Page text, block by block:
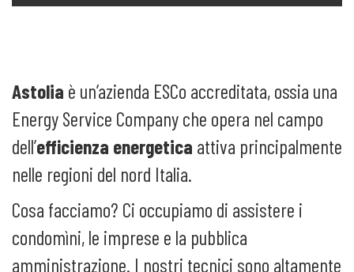
Astolia è un’azienda ESCo accreditata, ossia una
Energy Service Company che opera nel campo
dell’efficienza energetica attiva principalmente
nelle regioni del nord Italia.
Cosa facciamo? Ci occupiamo di assistere i
condomìni, le imprese e la pubblica
amministrazione. I nostri tecnici sono altamente